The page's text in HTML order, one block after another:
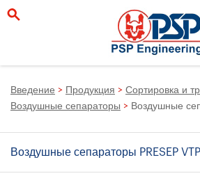
Введение > Продукция > Сортировка и
Воздушные сепараторы > Воздушные
Воздушные сепараторы PRESEP VTP